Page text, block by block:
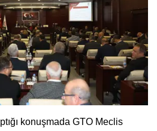
konuşmada GTO Meclis